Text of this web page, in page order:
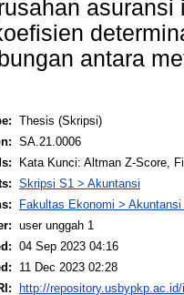
antara
Thesis (Skripsi)
SA.21.0006
Kata Kunci: Altman Z-Score,
Skripsi S1 > Akuntansi
Fakultas Ekonomi > Akuntansi
user unggah 1
04 Sep 2023 04:16
11 Dec 2023 02:28
http://